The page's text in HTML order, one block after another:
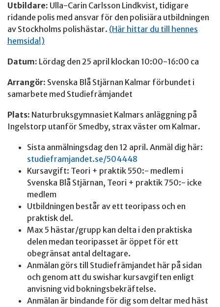
Utbildare: Ulla-Carin Carlsson Lindkvist, tidigare
ridande polis med ansvar för den polisiära utbildningen
av Stockholms polishästar. (Här hittar du till hennes
hemsida!)
Datum: Lördag den 25 april klockan 10:00-16:00 ca
Arrangör: Svenska Blå Stjärnan Kalmar förbundet i
samarbete med Studiefrämjandet
Plats: Naturbruksgymnasiet Kalmars anläggning på
Ingelstorp utanför Smedby, strax väster om Kalmar.
Sista anmälningsdag den 12 april. Anmäl dig här:
studieframjandet.se/504448
Kursavgift: Teori + praktik 550:- medlem i
Svenska Blå Stjärnan, Teori + praktik 750:- icke
medlem
Utbildningen består av ett teoripass och en
praktisk del.
Max 5 hästar/grupp kan delta i den praktiska
delen medan teoripasset är öppet för ett
obegränsat antal deltagare.
Anmälan görs till Studiefrämjandet här på sidan
och genom att du swishar kursavgiften enligt
anvisning vid bokningsbekräftelse.
Anmälan är bindande för dig som deltar med häst